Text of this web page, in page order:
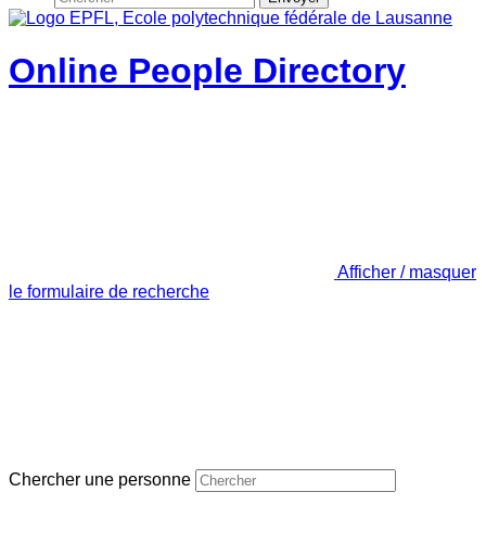
Online People Directory
Afficher / masquer
le formulaire de recherche
Chercher une personne